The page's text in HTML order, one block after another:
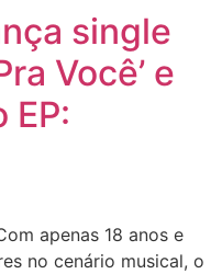
single
Você’ e
EP:
apenas 18 anos e
no cenário musical, o